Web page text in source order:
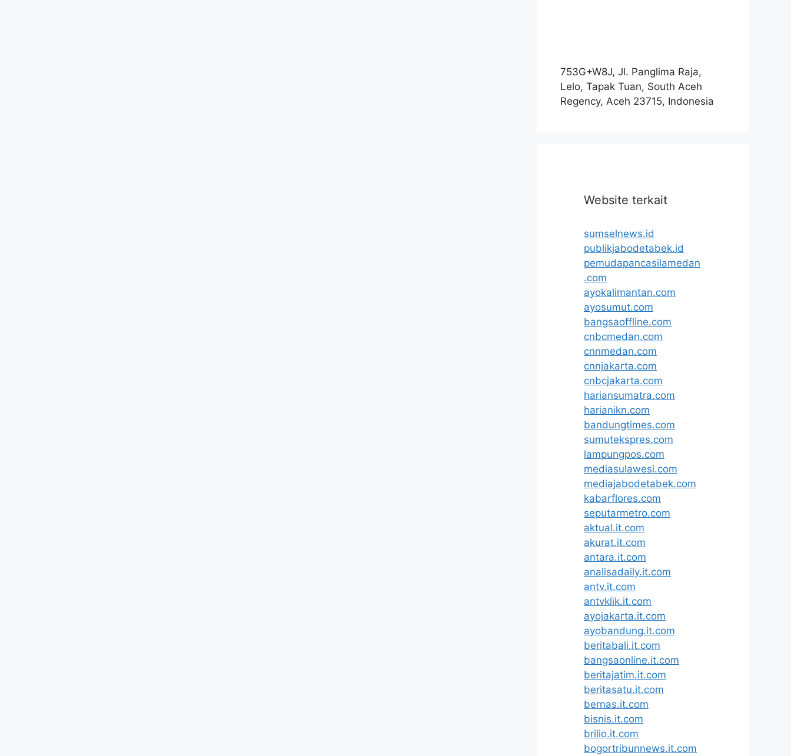
753G+W8J, Jl. Panglima Raja,
Lelo, Tapak Tuan, South Aceh
Regency, Aceh 23715, Indonesia
Website terkait
sumselnews.id
publikjabodetabek.id
pemudapancasilamedan
.com
ayokalimantan.com
ayosumut.com
bangsaoffline.com
cnbcmedan.com
cnnmedan.com
cnnjakarta.com
cnbcjakarta.com
hariansumatra.com
harianikn.com
bandungtimes.com
sumutekspres.com
lampungpos.com
mediasulawesi.com
mediajabodetabek.com
kabarflores.com
seputarmetro.com
aktual.it.com
akurat.it.com
antara.it.com
analisadaily.it.com
antv.it.com
antvklik.it.com
ayojakarta.it.com
ayobandung.it.com
beritabali.it.com
bangsaonline.it.com
beritajatim.it.com
beritasatu.it.com
bernas.it.com
bisnis.it.com
brilio.it.com
bogortribunnews.it.com